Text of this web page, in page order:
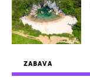
ZABAVA